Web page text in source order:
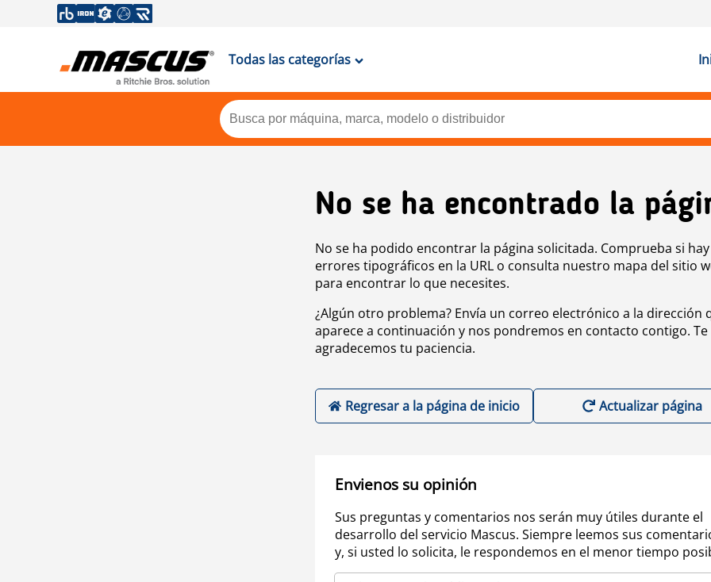
Todas las categorías
No se ha encontrado la
No se ha podido encontrar la página solicitada. Comprueba si hay
errores tipográficos en la URL o consulta nuestro mapa del sitio
para encontrar lo que necesites.
¿Algún otro problema? Envía un correo electrónico a la dirección
aparece a continuación y nos pondremos en contacto contigo. Te
agradecemos tu paciencia.
Regresar a la página de inicio Actualizar página
Envienos su opinión
Sus preguntas y comentarios nos serán muy útiles durante el
desarrollo del servicio Mascus. Siempre leemos sus
y, si usted lo solicita, le respondemos en el menor tiempo